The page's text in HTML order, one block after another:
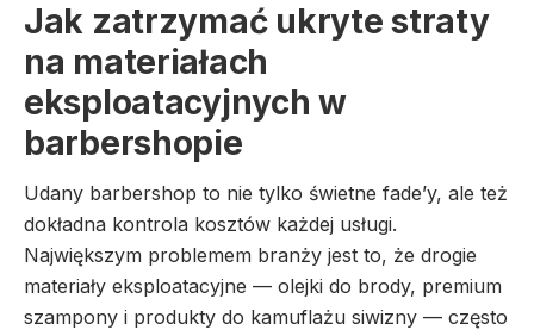
Jak zatrzymać ukryte straty
na materiałach
eksploatacyjnych w
barbershopie
Udany barbershop to nie tylko świetne fade’y, ale też
dokładna kontrola kosztów każdej usługi.
Największym problemem branży jest to, że drogie
materiały eksploatacyjne — olejki do brody, premium
szampony i produkty do kamuflażu siwizny — często